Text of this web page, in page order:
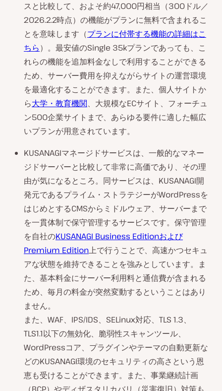
スと比較して、およそ約47,000円相当（300ドル／
2026.2.2時点）の機能がプランに無料で含まれるこ
とを意味します（プランに付帯する機能の詳細はこ
ちら）。最安値のSingle 35kプランであっても、こ
れらの機能を追加料金なしで利用することができる
ため、サーバー費用を抑えながらサイトの運営環境
を最適化することができます。また、個人サイトか
ら大学・教育機関、大規模なECサイト、フォーチュ
ン500企業サイトまで、あらゆる要件に適した幅広
いプランが用意されています。
KUSANAGIマネージドサービスは、一般的なマネー
ジドサーバーと比較して非常に高価であり、その理
由が気になるところ。同サービスは、KUSANAGI開
発元であるプライム・ストラテジーがWordPressを
はじめとするCMSからミドルウェア、サーバーまで
を一貫体制で保守管理するサービスです。保守管理
を自社のKUSANAGI Business Editionおよび
Premium Edition上で行うことで、高速かつセキュ
アな状態を維持できることを強みとしています。ま
た、基本料金にサーバー利用料と通信費が含まれる
ため、毎月の料金が突然変動するということはあり
ません。
また、WAF、IPS/IDS、SELinux対応、TLS 1.3、
TLS1.1以下の無効化、脆弱性スキャンツール、
WordPressコア、プラグインやテーマの自動更新な
どのKUSANAGI環境のセキュリティの高さという恩
恵も受けることができます。また、事業継続計画